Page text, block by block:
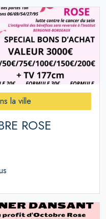
la ville
ROSE